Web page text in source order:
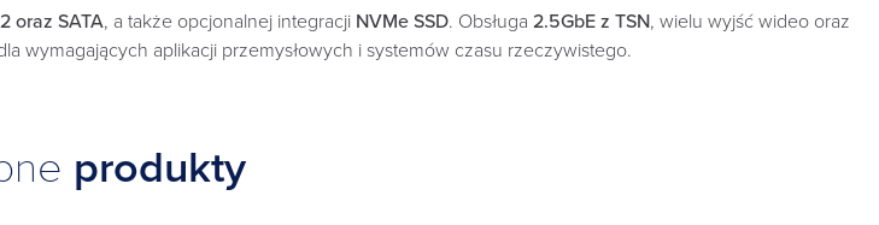
oraz SATA, a także opcjonalnej integracji NVMe SSD. Obsługa 2.5GbE z TSN, wielu wyjść wideo oraz
wymagających aplikacji przemysłowych i systemów czasu rzeczywistego.
produkty